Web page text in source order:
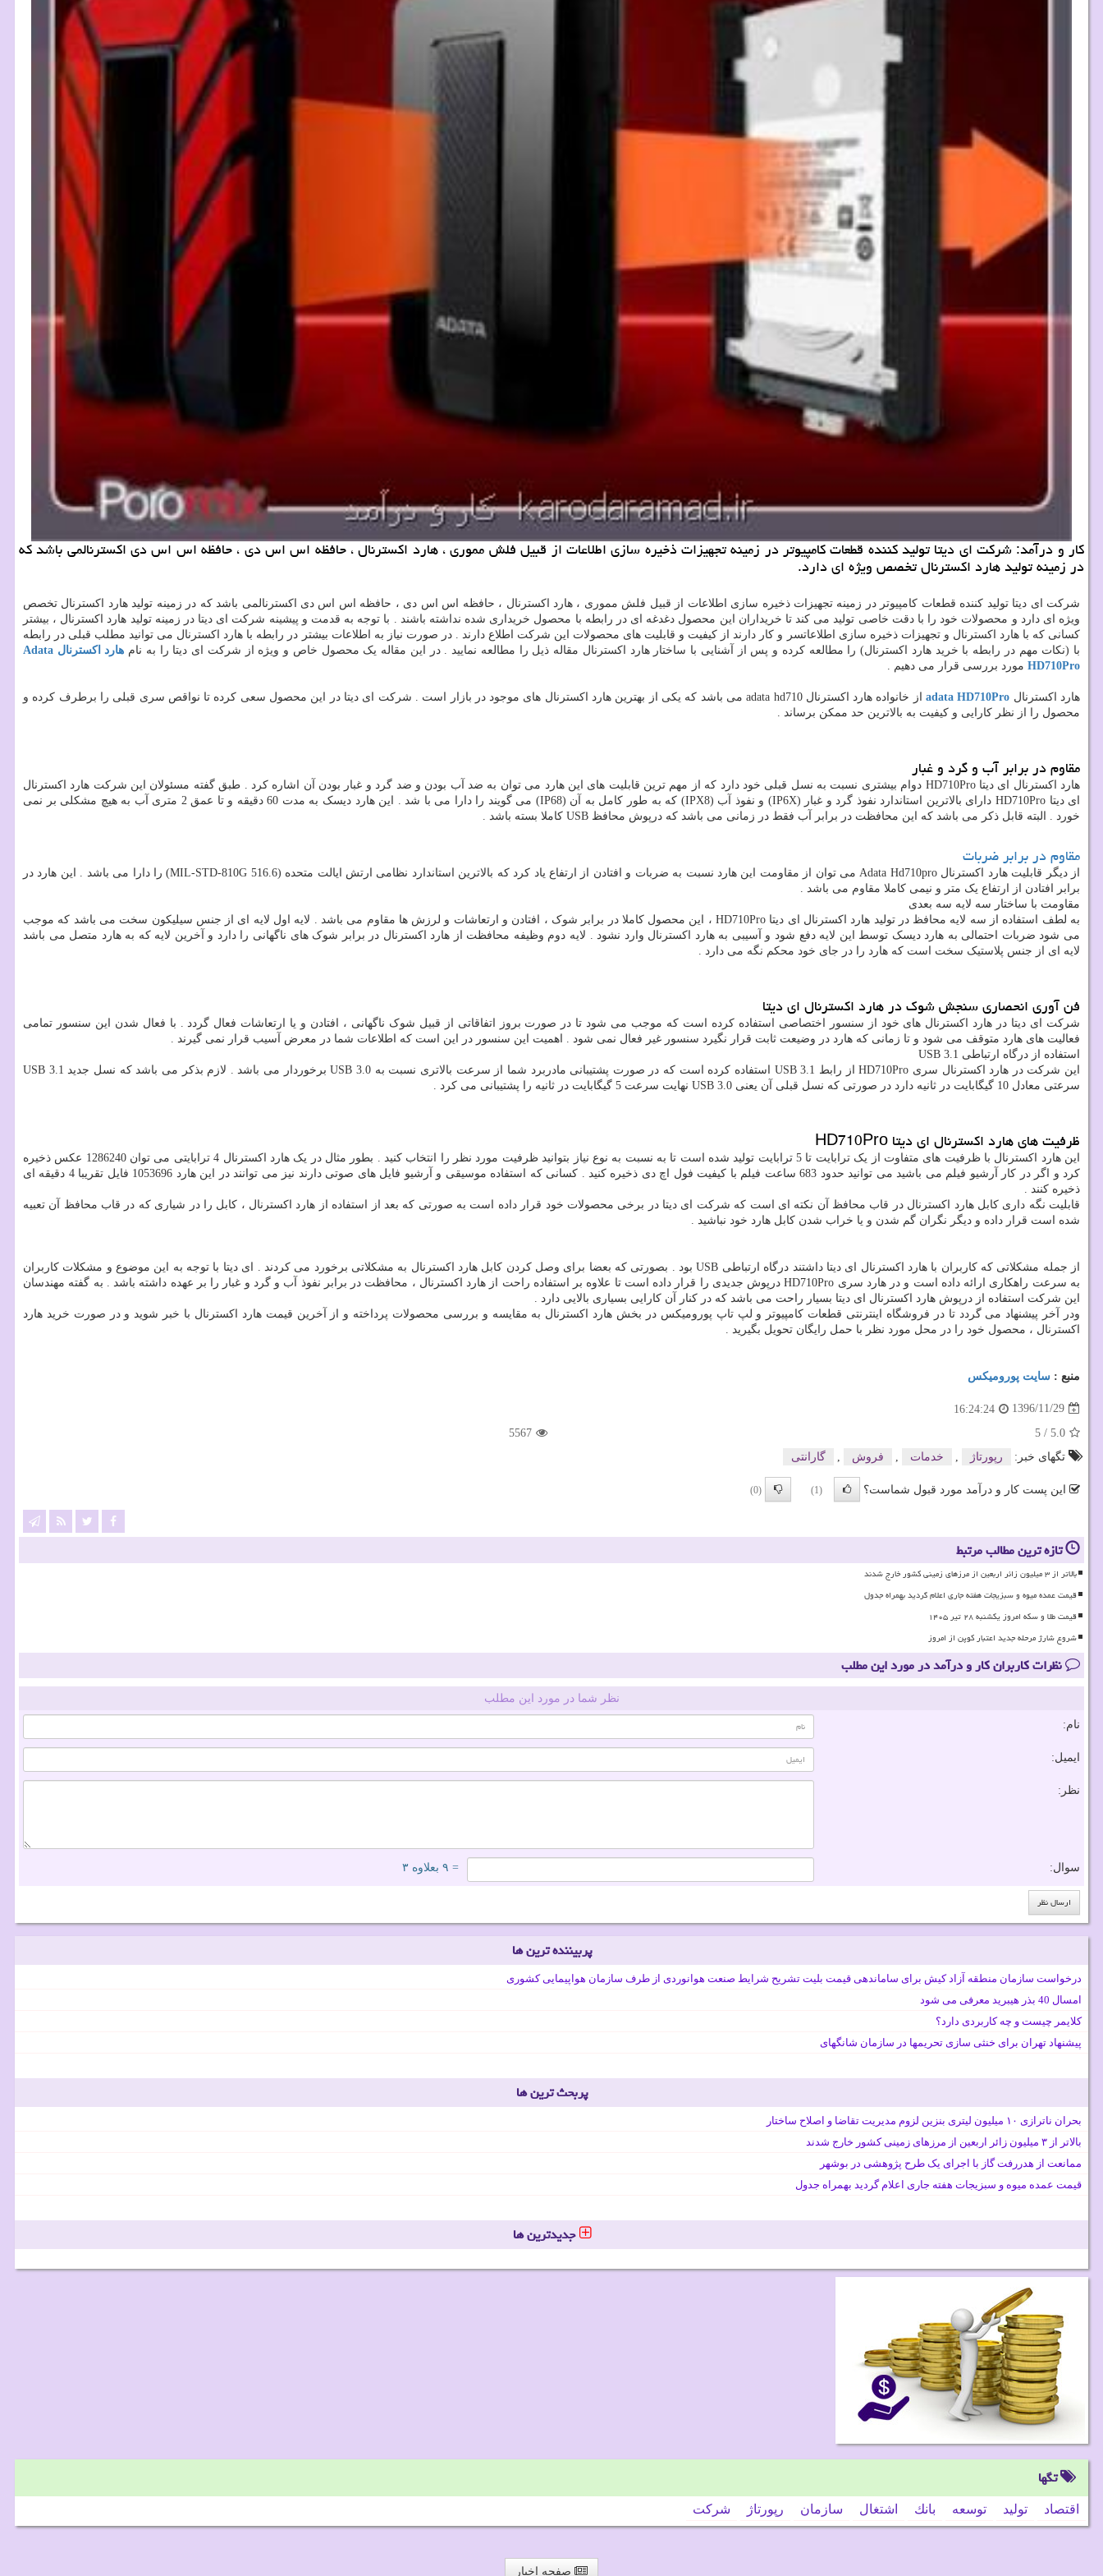
كار و درآمد: شركت ای دیتا تولید كننده قطعات كامپیوتر در زمینه تجهیزات ذخیره سازی اطلاعات از قبیل فلش مموری ، هارد اكسترنال ، حافظه اس اس دی ، حافظه اس اس دی اكسترنالمی باشد كه
در زمینه تولید هارد اكسترنال تخصص ویژه ای دارد.
شرکت ای دیتا تولید کننده قطعات کامپیوتر در زمینه تجهیزات ذخیره سازی اطلاعات از قبیل فلش مموری ، هارد اکسترنال ، حافظه اس اس دی ، حافظه اس اس دی اکسترنالمی باشد که در زمینه تولید هارد اکسترنال تخصص
ویژه ای دارد و محصولات خود را با دقت خاصی تولید می کند تا خریداران این محصول دغدغه ای در رابطه با محصول خریداری شده نداشته باشند . با توجه به قدمت و پیشینه شرکت ای دیتا در زمینه تولید هارد اکسترنال ، بیشتر
کسانی که با هارد اکسترنال و تجهیزات ذخیره سازی اطلاعاتسر و کار دارند از کیفیت و قابلیت های محصولات این شرکت اطلاع دارند . در صورت نیاز به اطلاعات بیشتر در رابطه با هارد اکسترنال می توانید مطلب قبلی در رابطه
با (نکات مهم در رابطه با خرید هارد اکسترنال) را مطالعه کرده و پس از آشنایی با ساختار هارد اکسترنال مقاله ذیل را مطالعه نمایید . در این مقاله یک محصول خاص و ویژه از شرکت ای دیتا را به نام
هارد اکسترنال Adata
HD710Pro مورد بررسی قرار می دهیم .
هارد اکسترنال adata HD710Pro
از خانواده هارد اکسترنال adata hd710 می باشد که یکی از بهترین هارد اکسترنال های موجود در بازار است . شرکت ای دیتا در این محصول سعی کرده تا نواقص سری قبلی را برطرف کرده و
محصول را از نظر کارایی و کیفیت به بالاترین حد ممکن برساند .
مقاوم در برابر آب و گرد و غبار
هارد اکسترنال ای دیتا HD710Pro دوام بیشتری نسبت به نسل قبلی خود دارد که از مهم ترین قابلیت های این هارد می توان به ضد آب بودن و ضد گرد و غبار بودن آن اشاره کرد . طبق گفته مسئولان این شرکت هارد اکسترنال
ای دیتا HD710Pro دارای بالاترین استاندارد نفوذ گرد و غبار (IP6X) و نفوذ آب (IPX8) که به طور کامل به آن (IP68) می گویند را دارا می با شد . این هارد دیسک به مدت 60 دقیقه و تا عمق 2 متری آب به هیچ مشکلی بر نمی
خورد . البته قابل ذکر می باشد که این محافظت در برابر آب فقط در زمانی می باشد که درپوش محافظ USB کاملا بسته باشد .
مقاوم در برابر ضربات
از دیگر قابلیت هارد اکسترنال Adata Hd710pro می توان از مقاومت این هارد نسبت به ضربات و افتادن از ارتفاع یاد کرد که بالاترین استاندارد نظامی ارتش ایالت متحده (MIL-STD-810G 516.6) را دارا می باشد . این هارد در
برابر افتادن از ارتفاع یک متر و نیمی کاملا مقاوم می باشد .
مقاومت با ساختار سه لایه سه بعدی
به لطف استفاده از سه لایه محافظ در تولید هارد اکسترنال ای دیتا HD710Pro ، این محصول کاملا در برابر شوک ، افتادن و ارتعاشات و لرزش ها مقاوم می باشد . لایه اول لایه ای از جنس سیلیکون سخت می باشد که موجب
می شود ضربات احتمالی به هارد دیسک توسط این لایه دفع شود و آسیبی به هارد اکسترنال وارد نشود . لایه دوم وظیفه محافظت از هارد اکسترنال در برابر شوک های ناگهانی را دارد و آخرین لایه که به هارد متصل می باشد
لایه ای از جنس پلاستیک سخت است که هارد را در جای خود محکم نگه می دارد .
فن آوری انحصاری سنجش شوک در هارد اکسترنال ای دیتا
شرکت ای دیتا در هارد اکسترنال های خود از سنسور اختصاصی استفاده کرده است که موجب می شود تا در صورت بروز اتفاقاتی از قبیل شوک ناگهانی ، افتادن و یا ارتعاشات فعال گردد . با فعال شدن این سنسور تمامی
فعالیت های هارد متوقف می شود و تا زمانی که هارد در وضیعت ثابت قرار نگیرد سنسور غیر فعال نمی شود . اهمیت این سنسور در این است که اطلاعات شما در معرض آسیب قرار نمی گیرند .
استفاده از درگاه ارتباطی USB 3.1
این شرکت در هارد اکسترنال سری HD710Pro از رابط USB 3.1 استفاده کرده است که در صورت پشتیبانی مادربرد شما از سرعت بالاتری نسبت به USB 3.0 برخوردار می باشد . لازم بذکر می باشد که نسل جدید USB 3.1
سرعتی معادل 10 گیگابایت در ثانیه دارد در صورتی که نسل قبلی آن یعنی USB 3.0 نهایت سرعت 5 گیگابایت در ثانیه را پشتیبانی می کرد .
ظرفیت های هارد اکسترنال ای دیتا HD710Pro
این هارد اکسترنال با ظرفیت های متفاوت از یک ترابایت تا 5 ترابایت تولید شده است تا به نسبت به نوع نیاز بتوانید ظرفیت مورد نظر را انتخاب کنید . بطور مثال در یک هارد اکسترنال 4 ترابایتی می توان 1286240 عکس ذخیره
کرد و اگر در کار آرشیو فیلم می باشید می توانید حدود 683 ساعت فیلم با کیفیت فول اچ دی ذخیره کنید . کسانی که استفاده موسیقی و آرشیو فایل های صوتی دارند نیز می توانند در این هارد 1053696 فایل تقریبا 4 دقیقه ای
ذخیره کنند .
قابلیت نگه داری کابل هارد اکسترنال در قاب محافظ آن نکته ای است که شرکت ای دیتا در برخی محصولات خود قرار داده است به صورتی که بعد از استفاده از هارد اکسترنال ، کابل را در شیاری که در قاب محافظ آن تعبیه
شده است قرار داده و دیگر نگران گم شدن و یا خراب شدن کابل هارد خود نباشید .
از جمله مشکلاتی که کاربران با هارد اکسترنال ای دیتا داشتند درگاه ارتباطی USB بود . بصورتی که بعضا برای وصل کردن کابل هارد اکسترنال به مشکلاتی برخورد می کردند . ای دیتا با توجه به این موضوع و مشکلات کاربران
به سرعت راهکاری ارائه داده است و در هارد سری HD710Pro درپوش جدیدی را قرار داده است تا علاوه بر استفاده راحت از هارد اکسترنال ، محافظت در برابر نفوذ آب و گرد و غبار را بر عهده داشته باشد . به گفته مهندسان
این شرکت استفاده از درپوش هارد اکسترنال ای دیتا بسیار راحت می باشد که در کنار آن کارایی بسیاری بالایی دارد .
ودر آخر پیشنهاد می گردد تا در فروشگاه اینترنتی قطعات کامپیوتر و لپ تاپ پورومیکس در بخش هارد اکسترنال به مقایسه و بررسی محصولات پرداخته و از آخرین قیمت هارد اکسترنال با خبر شوید و در صورت خرید هارد
اکسترنال ، محصول خود را در محل مورد نظر با حمل رایگان تحویل بگیرید .
منبع : سایت پورومیکس
1396/11/29
16:24:24
5.0
/
5
5567
تگهای خبر:
رپورتاژ , خدمات , فروش , گارانتی
این پست کار و درآمد مورد قبول شماست؟ (1)
(0)
تازه ترین مطالب مرتبط
بالاتر از ۳ میلیون زائر اربعین از مرزهای زمینی کشور خارج شدند
قیمت عمده میوه و سبزیجات هفته جاری اعلام گردید بهمراه جدول
قیمت طلا و سکه امروز یکشنبه ۲۸ تیر ۱۴۰۵
شروع شارژ مرحله جدید اعتبار کوپن از امروز
نظرات کاربران کار و درآمد در مورد این مطلب
نظر شما در مورد این مطلب
نام:
ایمیل:
نظر:
سوال: = ۹ بعلاوه ۳
پربیننده ترین ها
درخواست سازمان منطقه آزاد کیش برای ساماندهی قیمت بلیت تشریح شرایط صنعت هوانوردی از طرف سازمان هواپیمایی کشوری
امسال 40 بذر هیبرید معرفی می شود
کلایمر چیست و چه کاربردی دارد؟
پیشنهاد تهران برای خنثی سازی تحریمها در سازمان شانگهای
پربحث ترین ها
بحران ناترازی ۱۰ میلیون لیتری بنزین لزوم مدیریت تقاضا و اصلاح ساختار
بالاتر از ۳ میلیون زائر اربعین از مرزهای زمینی کشور خارج شدند
ممانعت از هدررفت گاز با اجرای یک طرح پژوهشی در بوشهر
قیمت عمده میوه و سبزیجات هفته جاری اعلام گردید بهمراه جدول
جدیدترین ها
تگها
اقتصاد تولید توسعه بانك اشتغال سازمان رپورتاژ شركت
صفحه اخبار